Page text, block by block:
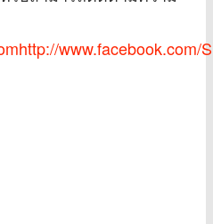
www.facebook.com/